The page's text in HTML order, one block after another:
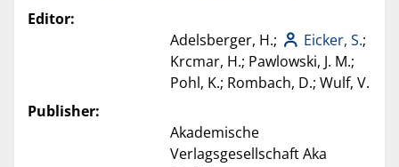
Editor:
Adelsberger, H.;
Eicker, S.;
Krcmar, H.; Pawlowski, J. M.;
Pohl, K.; Rombach, D.; Wulf, V.
Publisher:
Akademische
Verlagsgesellschaft Aka